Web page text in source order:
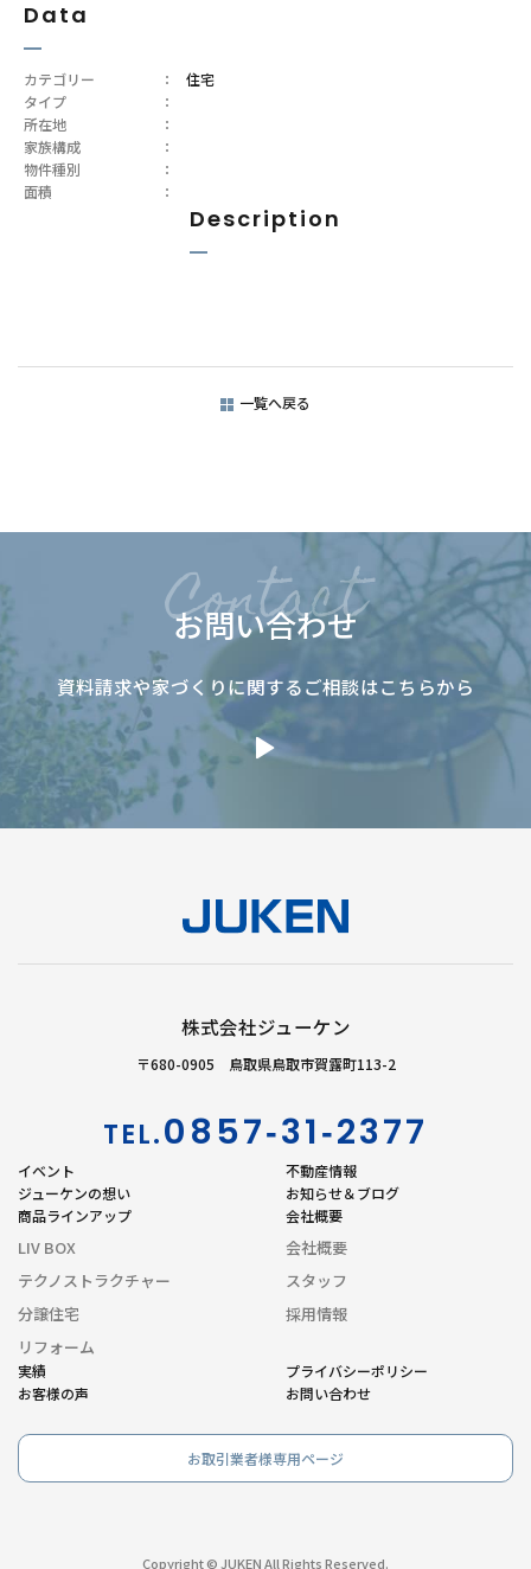
Data
カテゴリー ：
住宅
タイプ
：
所在地
：
家族構成
：
物件種別
：
面積
：
Description
一覧へ戻る
お問い合わせ
資料請求や家づくりに関するご相談はこちらから
株式会社ジューケン
〒680-0905 鳥取県鳥取市賀露町113-2
TEL.0857‐31‐2377
イベント
不動産情報
ジューケンの想い
お知らせ＆ブログ
商品ラインアップ
LIV BOX
テクノストラクチャー
分譲住宅
リフォーム
会社概要
会社概要
スタッフ
採用情報
実績
プライバシーポリシー
お客様の声
お問い合わせ
お取引業者様専用ページ
Copyright © JUKEN All Rights Reserved.